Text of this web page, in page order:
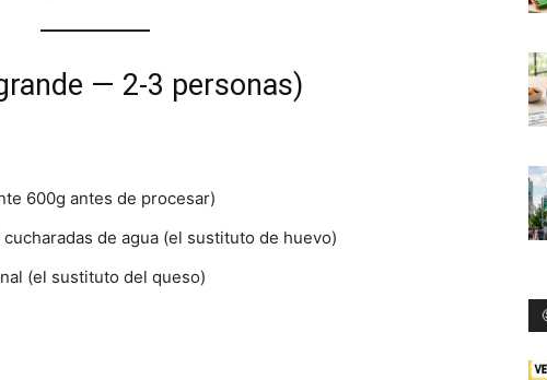
— 2-3 personas)
600g antes de procesar)
de agua (el sustituto de huevo)
(el sustituto del queso)